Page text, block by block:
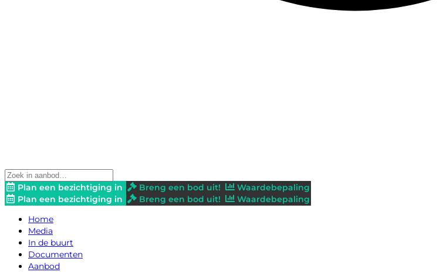
Plan een bezichtiging in Breng een bod uit!
Waardebepaling
Plan een bezichtiging in
Breng een bod uit!
Waardebepaling
Home
Media
In de buurt
Documenten
Aanbod